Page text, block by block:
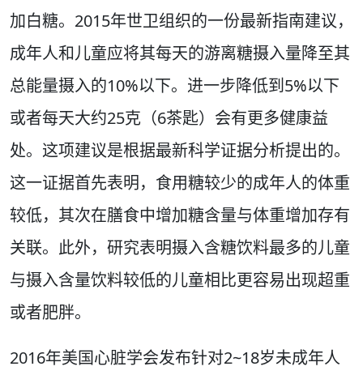
加白糖。2015年世卫组织的一份最新指南建议，
成年人和儿童应将其每天的游离糖摄入量降至其
总能量摄入的10%以下。进一步降低到5%以下
或者每天大约25克（6茶匙）会有更多健康益
处。这项建议是根据最新科学证据分析提出的。
这一证据首先表明，食用糖较少的成年人的体重
较低，其次在膳食中增加糖含量与体重增加存有
关联。此外，研究表明摄入含糖饮料最多的儿童
与摄入含量饮料较低的儿童相比更容易出现超重
或者肥胖。
2016年美国心脏学会发布针对2~18岁未成年人